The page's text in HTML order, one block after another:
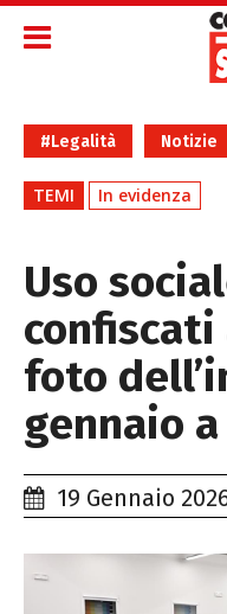
#Legalità Notizie
TEMI In evidenza
Uso
confiscati
foto
gennaio
19 Gennaio